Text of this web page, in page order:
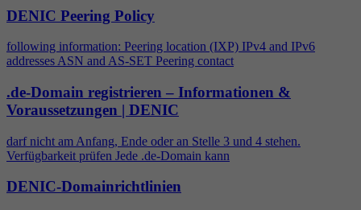
DENIC Peering Policy
following information: Peering location (IXP) IPv4 and IPv6
addresses ASN and AS-SET Peering contact
.de-Domain registrieren – Informationen &
Voraussetzungen | DENIC
darf nicht am Anfang, Ende oder an Stelle 3 und 4 stehen.
Verfügbarkeit prüfen Jede .de-Domain kann
DENIC-Domainrichtlinien